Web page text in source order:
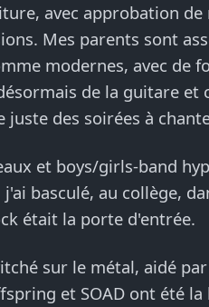
avec approbation
Mes parents sont
modernes, avec de
de la guitare et
juste des soirées à
et boys/girls-band
basculé, au collège,
était la porte d'entrée.
sur le métal, aidé
et SOAD ont été